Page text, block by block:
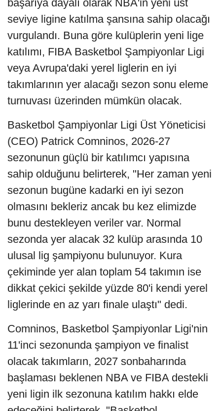
başarıya dayalı olarak NBA'in yeni üst
seviye ligine katılma şansına sahip olacağı
vurgulandı. Buna göre kulüplerin yeni lige
katılımı, FIBA Basketbol Şampiyonlar Ligi
veya Avrupa'daki yerel liglerin en iyi
takımlarının yer alacağı sezon sonu eleme
turnuvası üzerinden mümkün olacak.
Basketbol Şampiyonlar Ligi Üst Yöneticisi
(CEO) Patrick Comninos, 2026-27
sezonunun güçlü bir katılımcı yapısına
sahip olduğunu belirterek, "Her zaman yeni
sezonun bugüne kadarki en iyi sezon
olmasını bekleriz ancak bu kez elimizde
bunu destekleyen veriler var. Normal
sezonda yer alacak 32 kulüp arasında 10
ulusal lig şampiyonu bulunuyor. Kura
çekiminde yer alan toplam 54 takımın ise
dikkat çekici şekilde yüzde 80'i kendi yerel
liglerinde en az yarı finale ulaştı" dedi.
Comninos, Basketbol Şampiyonlar Ligi'nin
11'inci sezonunda şampiyon ve finalist
olacak takımların, 2027 sonbaharında
başlaması beklenen NBA ve FIBA destekli
yeni ligin ilk sezonuna katılım hakkı elde